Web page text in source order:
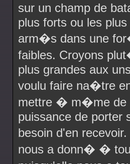
sur un champ de
plus forts ou les
arm�s dans une
faibles. Croyons
plus grandes aux
voulu faire na�tre
mettre � m�me de
puissance de porter
besoin d'en
nous a donn� �